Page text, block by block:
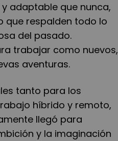
adaptable que nunca,
que respalden todo lo
del pasado.
trabajar como nuevos,
aventuras.
tanto para los
híbrido y remoto,
llegó para
y la imaginación